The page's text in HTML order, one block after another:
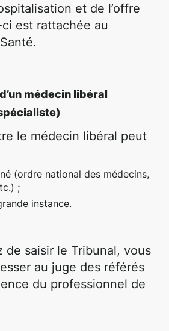
et de l’offre
est rattachée au
médecin libéral
le médecin libéral peut
(ordre national des médecins,
;
instance.
de saisir le Tribunal, vous
au juge des référés
du professionnel de